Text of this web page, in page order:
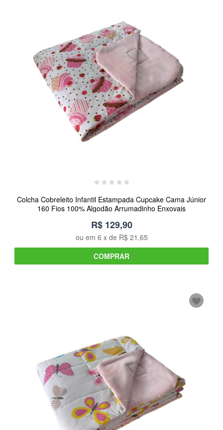
Colcha Cobreleito Infantil Estampada Cupcake Cama Júnior
160 Fios 100% Algodão Arrumadinho Enxovais
R$ 129,90
ou em 6 x de R$ 21,65
COMPRAR